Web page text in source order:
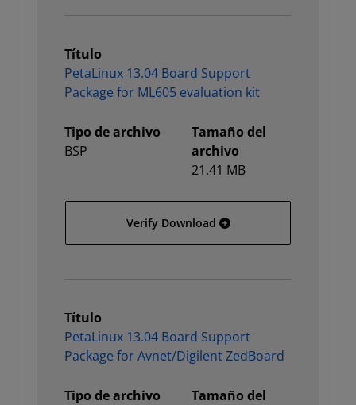
Título
PetaLinux 13.04 Board Support
Package for ML605 evaluation kit
Tipo de archivo
BSP
Tamaño del
archivo
21.41 MB
Verify Download PetaLinux 13.04 Board
Título
PetaLinux 13.04 Board Support
Package for Avnet/Digilent ZedBoard
Tipo de archivo
Tamaño del